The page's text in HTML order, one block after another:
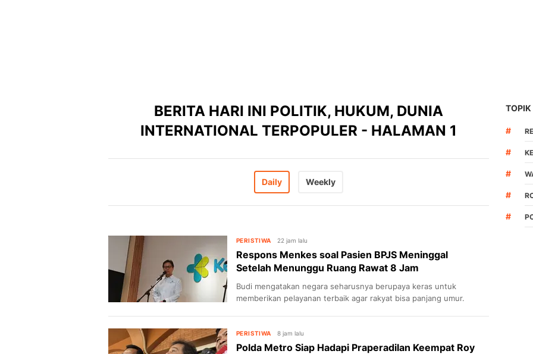
BERITA HARI INI POLITIK, HUKUM, DUNIA
INTERNATIONAL TERPOPULER - HALAMAN 1
Daily Weekly
PERISTIWA 22 jam lalu
Respons Menkes soal Pasien BPJS Meninggal
Setelah Menunggu Ruang Rawat 8 Jam
Budi mengatakan negara seharusnya berupaya keras untuk
memberikan pelayanan terbaik agar rakyat bisa panjang umur.
PERISTIWA 8 jam lalu
Polda Metro Siap Hadapi Praperadilan Keempat Roy
TOPIK
#
#
#
#
#